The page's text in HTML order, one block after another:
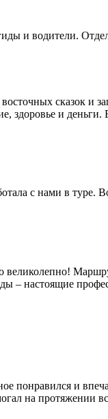
и водители.
сказок и
здоровье и
с нами в туре.
великолепно!
– настоящие
понравился и
на протяжении